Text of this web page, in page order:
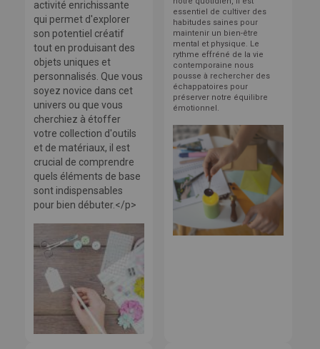
activité enrichissante
qui permet d'explorer
son potentiel créatif
tout en produisant des
objets uniques et
personnalisés. Que vous
soyez novice dans cet
univers ou que vous
cherchiez à étoffer
votre collection d'outils
et de matériaux, il est
crucial de comprendre
quels éléments de base
sont indispensables
pour bien débuter.</p>
essentiel de cultiver des
habitudes saines pour
maintenir un bien-être
mental et physique. Le
rythme effréné de la vie
contemporaine nous
pousse à rechercher des
échappatoires pour
préserver notre équilibre
émotionnel.